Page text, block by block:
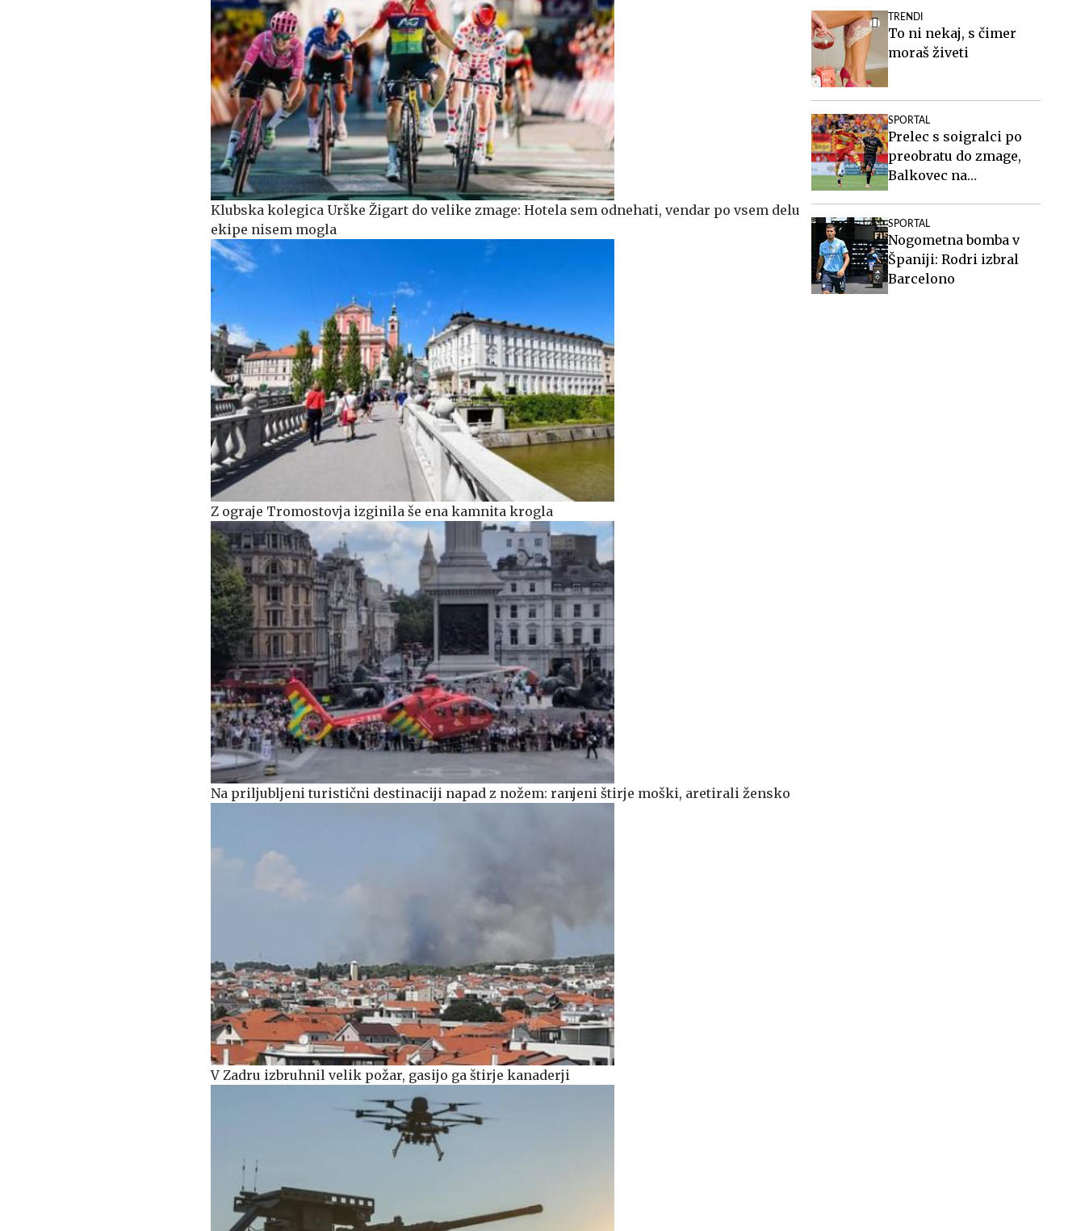
Klubska kolegica Urške Žigart do velike zmage: Hotela sem odnehati, vendar po vsem delu
ekipe nisem mogla
Z ograje Tromostovja izginila še ena kamnita krogla
Na priljubljeni turistični destinaciji napad z nožem: ranjeni štirje moški, aretirali žensko
V Zadru izbruhnil velik požar, gasijo ga štirje kanaderji
TRENDI
To ni nekaj, s čimer
moraš živeti
SPORTAL
Prelec s soigralci po
preobratu do zmage,
Balkovec na
SPORTAL
Nogometna bomba v
Španiji: Rodri izbral
Barcelono